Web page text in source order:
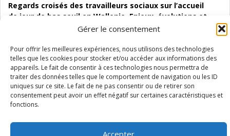
Gérer le consentement
Pour offrir les meilleures expériences, nous utilisons des technologies
telles que les cookies pour stocker et/ou accéder aux informations des
appareils. Le fait de consentir à ces technologies nous permettra de
traiter des données telles que le comportement de navigation ou les ID
uniques sur ce site. Le fait de ne pas consentir ou de retirer son
consentement peut avoir un effet négatif sur certaines caractéristiques et
fonctions.
Accepter
Regards croisés des travailleurs sociaux sur l’accueil
de jour de bas seuil en Wallonie. Enjeux, évolutions et
06 Juil 2026
Étude d’évaluabilité des Structures
d’accompagnement à l’autocréation d’emploi (SAACE)
01 Juil 2026
Pénurie du personnel infirmier :quels indicateurs
Wallonie ?